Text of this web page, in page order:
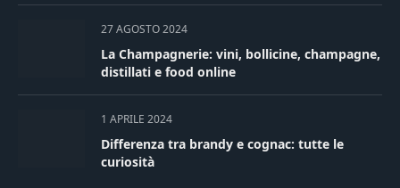
27 AGOSTO 2024
La Champagnerie: vini, bollicine, champagne,
distillati e food online
1 APRILE 2024
Differenza tra brandy e cognac: tutte le
curiosità